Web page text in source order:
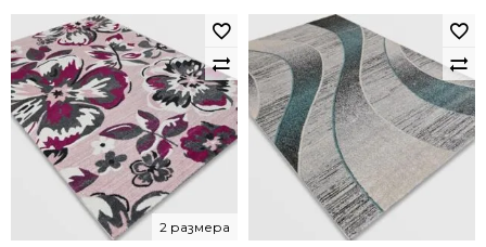
2 размера